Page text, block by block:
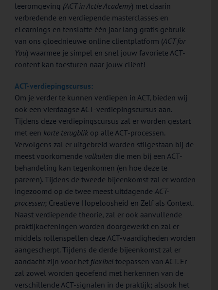
leeromgeving (ACT in Actie Academy) met daarin
verbredende en verdiepende masterclasses en
eLearnings en tenslotte één jaar lang gratis gebruik
van ons gloednieuwe online clientplatform (ACT for
You) waarmee je simpel en snel jouw favoriete ACT-
content kan toesturen naar jouw cliënt!
ACT-verdiepingscursus:
Om je verder te kunnen verdiepen in ACT, bieden wij
ook een vierdaagse ACT-verdiepingscursus aan.
Tijdens deze verdiepingscursus zal er worden gestart
met een korte terugblik op alle ACT-processen.
Vervolgens zal er uitgebreid worden stilgestaan bij de
meest voorkomende valkuilen die men bij een ACT-
behandeling kan tegenkomen (en hoe deze te
pareren). Tijdens de tweede bijeenkomst zal er worden
ingezoomd op de twee meest uitdagende ACT-
processen; Creatieve Hopeloosheid en Zelf als Context.
Naast verdiepende theorie, zal er ook aanvullende
praktijkoefeningen worden doorgewerkt en zal er
middels rollenspellen deze ACT-vaardigheden worden
aangescherpt. Tijdens de derde bijeenkomst zal er
aandacht zijn voor het flexibel toepassen van ACT. Er
zal zowel worden geoefend met herkennen van de
verschillende ACT-signalen in de praktijk; alsook het